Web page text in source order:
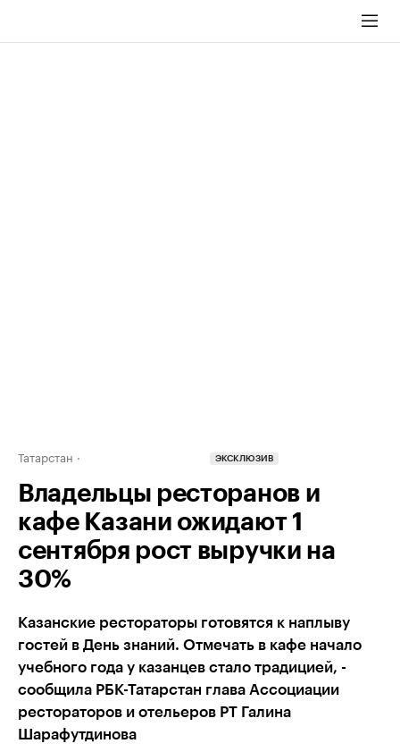
Татарстан ЭКСКЛЮЗИВ
Владельцы ресторанов и
кафе Казани ожидают 1
сентября рост выручки на
30%
Казанские рестораторы готовятся к наплыву
гостей в День знаний. Отмечать в кафе начало
учебного года у казанцев стало традицией, -
сообщила РБК-Татарстан глава Ассоциации
рестораторов и отельеров РТ Галина
Шарафутдинова